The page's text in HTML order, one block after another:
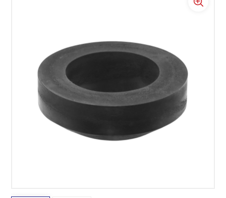
Português
中文